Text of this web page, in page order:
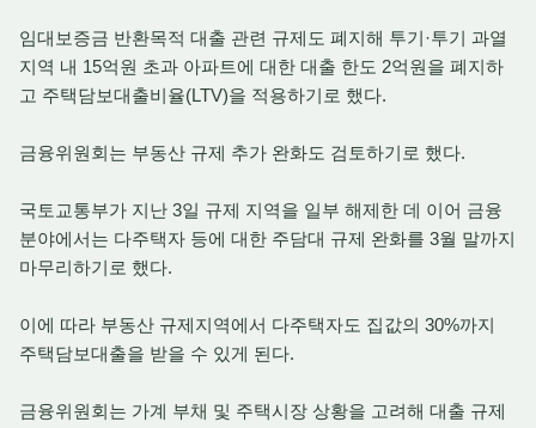
임대보증금 반환목적 대출 관련 규제도 폐지해 투기·투기 과열
지역 내 15억원 초과 아파트에 대한 대출 한도 2억원을 폐지하
고 주택담보대출비율(LTV)을 적용하기로 했다.
금융위원회는 부동산 규제 추가 완화도 검토하기로 했다.
국토교통부가 지난 3일 규제 지역을 일부 해제한 데 이어 금융
분야에서는 다주택자 등에 대한 주담대 규제 완화를 3월 말까지
마무리하기로 했다.
이에 따라 부동산 규제지역에서 다주택자도 집값의 30%까지
주택담보대출을 받을 수 있게 된다.
금융위원회는 가계 부채 및 주택시장 상황을 고려해 대출 규제